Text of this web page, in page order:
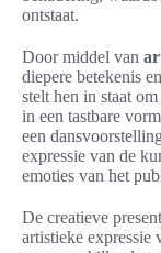
ontstaat.
Door middel van
diepere betekenis
stelt hen in staat
in een tastbare
een
expressie van de
emoties van het
De creatieve
artistieke expressie